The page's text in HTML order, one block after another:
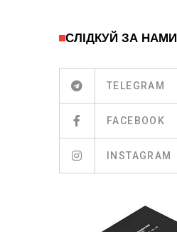
СЛІДКУЙ ЗА НАМИ
TELEGRAM
FACEBOOK
INSTAGRAM